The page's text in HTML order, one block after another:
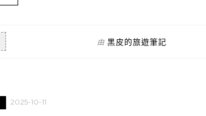
由 黑皮的旅遊筆記
2025-10-11